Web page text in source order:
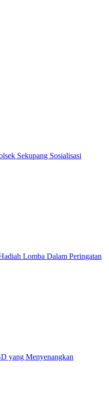
Sekupang Sosialisasi
Lomba Dalam Peringatan
yang Menyenangkan